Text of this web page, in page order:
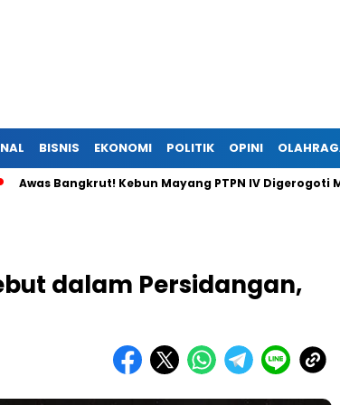
BISNIS EKONOMI POLITIK OPINI
Kebun Mayang PTPN IV Digerogoti Maling,
dalam Persidangan,